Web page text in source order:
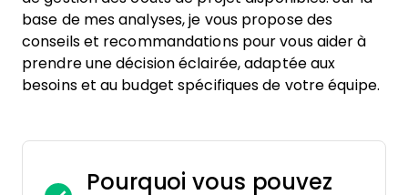
base de mes analyses, je vous propose des
conseils et recommandations pour vous aider à
prendre une décision éclairée, adaptée aux
besoins et au budget spécifiques de votre équipe.
Pourquoi vous pouvez